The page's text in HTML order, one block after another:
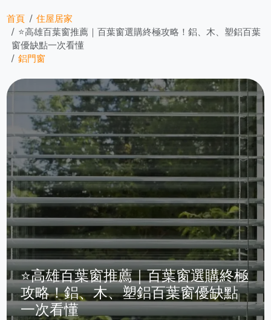
首頁
住屋居家
⭐高雄百葉窗推薦｜百葉窗選購終極攻略！鋁、木、塑鋁百葉
窗優缺點一次看懂
鋁門窗
⭐高雄百葉窗推薦｜百葉窗選購終極
攻略！鋁、木、塑鋁百葉窗優缺點
一次看懂